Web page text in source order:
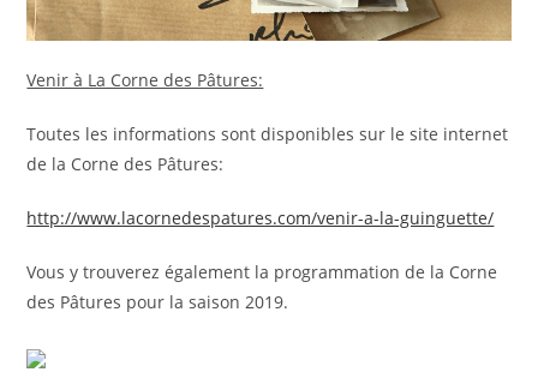
Venir à La Corne des Pâtures:
Toutes les informations sont disponibles sur le site internet
de la Corne des Pâtures:
http://www.lacornedespatures.com/venir-a-la-guinguette/
Vous y trouverez également la programmation de la Corne
des Pâtures pour la saison 2019.